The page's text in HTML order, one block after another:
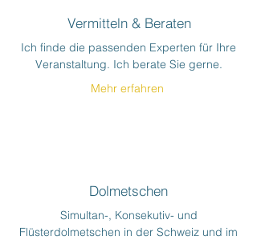
Vermitteln & Beraten
Ich finde die passenden Experten für Ihre
Veranstaltung. Ich berate Sie gerne.
Mehr erfahren
Dolmetschen
Simultan-, Konsekutiv- und
Flüsterdolmetschen in der Schweiz und im